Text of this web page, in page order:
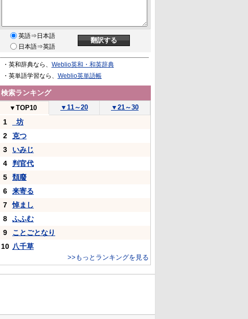
英語⇒日本語
日本語⇒英語
・英和辞典なら、 Weblio英和・和英辞典
・英単語学習なら、 Weblio英単語帳
検索ランキング
▼ TOP10 ▼ 11～20 ▼ 21～30
1
_坊
2
克つ
3
いみじ
4
判官代
5
頽廢
6
来寄る
7
悼まし
8
ふふむ
9
ことごとなり
10 八千草
>>もっとランキングを見る